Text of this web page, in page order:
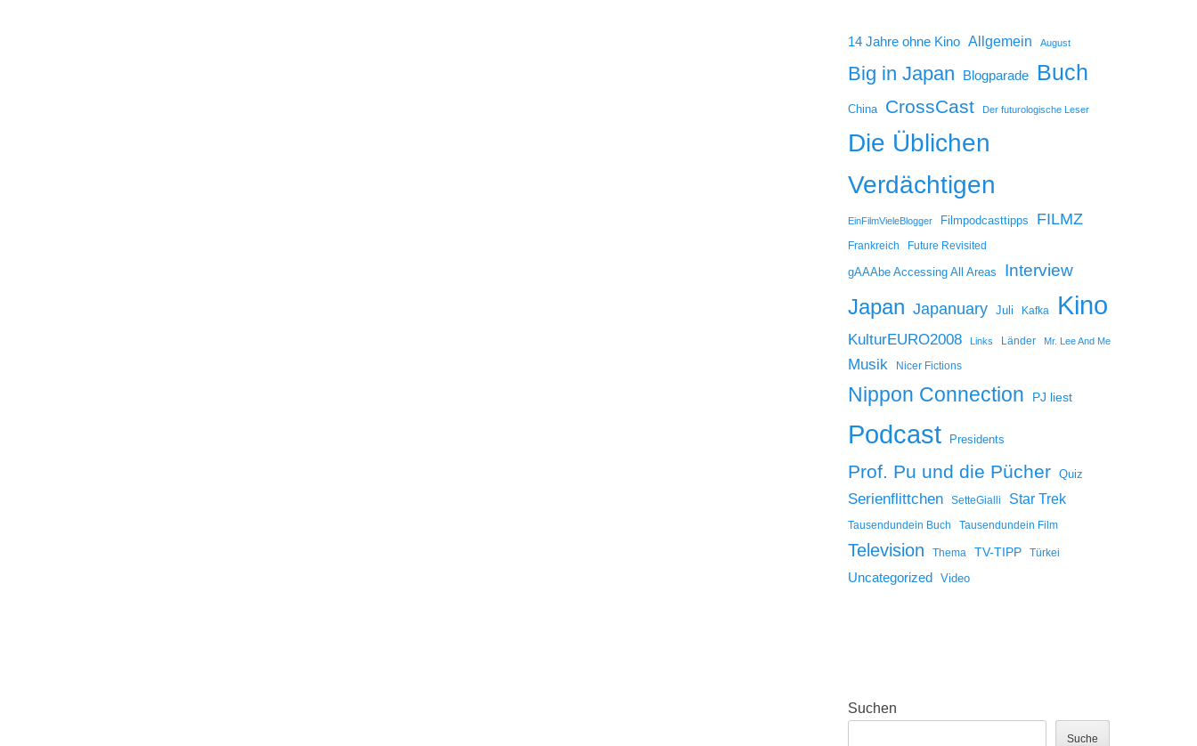
14 Jahre ohne Kino Allgemein August
Big in Japan Blogparade Buch
China CrossCast Der futurologische Leser
Die Üblichen
Verdächtigen
EinFilmVieleBlogger Filmpodcasttipps FILMZ
Frankreich Future Revisited
gAAAbe Accessing All Areas Interview
Japan Japanuary Juli Kafka Kino
KulturEURO2008 Links Länder Mr. Lee And Me
Musik Nicer Fictions
Nippon Connection PJ liest
Podcast Presidents
Prof. Pu und die Pücher Quiz
Serienflittchen SetteGialli Star Trek
Tausendundein Buch Tausendundein Film
Television Thema TV-TIPP Türkei
Uncategorized Video
Suchen
Suche